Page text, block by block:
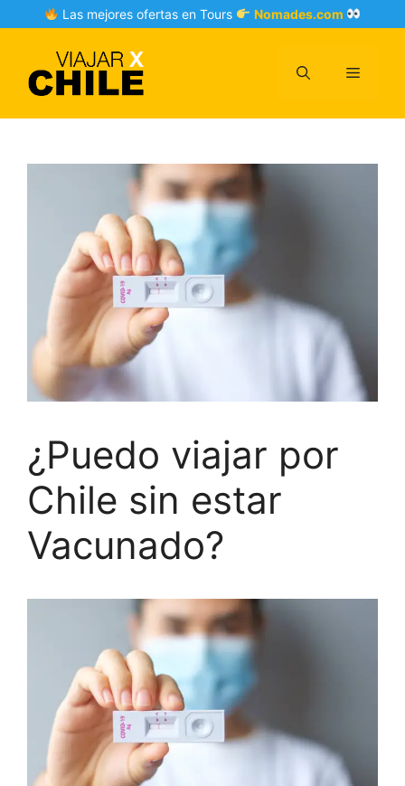
to
Las mejores ofertas en Tours Nomades.com
Menu
¿Puedo viajar por
Chile sin estar
Vacunado?